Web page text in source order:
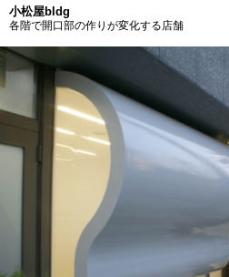
小松屋bldg
各階で開口部の作りが変化する店舗